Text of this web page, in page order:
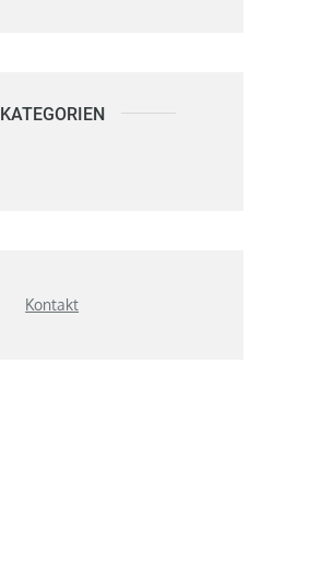
KATEGORIEN
Kontakt